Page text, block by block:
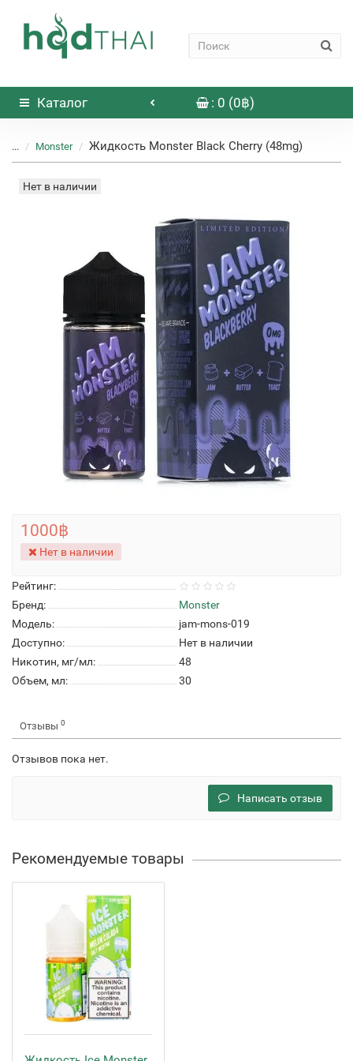
Каталог : 0 (0฿)
... Monster Жидкость Monster Black Cherry (48mg)
Нет в наличии
Рейтинг:
Бренд:
Monster
Модель:
jam-mons-019
Доступно:
Нет в наличии
Никотин, мг/мл:
48
Объем, мл:
30
1000฿
Нет в наличии
Отзывы 0
Отзывов пока нет.
Написать отзыв
Рекомендуемые товары